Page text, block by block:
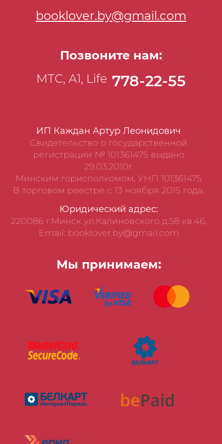
ИП Каждан Артур Леонидович
Свидетельство о государственной
регистрации № 101361475 выдано
29.03.2010г.
Минским горисполкомом, УНП 101361475
В торговом реестре с 13 ноября 2015 года.
Юридический адрес:
220086 г.Минск ул.Калиновского д.58 кв.46,
Email: booklover.by@gmail.com
Мы принимаем:
booklover.by@gmail.com
Позвоните нам:
МТС, А1, Life 778-22-55